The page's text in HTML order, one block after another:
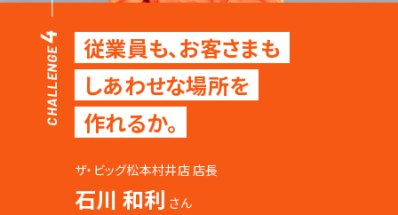
CHALLENGE
4
従業員も、お客さまも
しあわせな場所を
作れるか。
ザ・ビッグ松本村井店 店長
石川 和利 さん